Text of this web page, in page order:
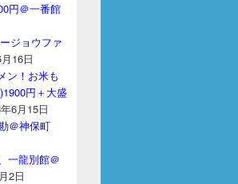
円＠一番館
ジョウファ
16日
ン！お米も
円＋大盛
6月15日
＠神保町
一龍別館＠
2日